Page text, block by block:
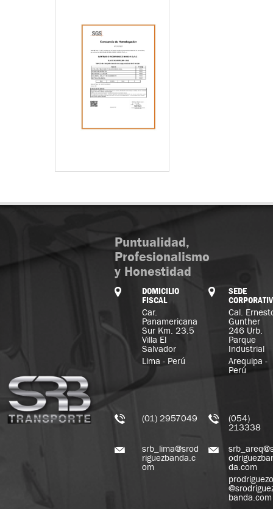
Puntualidad,
Profesionalismo
y Honestidad
DOMICILIO
FISCAL
Car.
Panamericana
Sur Km. 23.5
Villa El
Salvador
Lima - Perú
SEDE
Cal.
Gunther
246 Urb.
Parque
Industrial
Arequipa -
Perú
(01) 2957049 (054)
213338
srb_lima@srod
riguezbanda.c
om
da.com
prodriguezo
banda.com